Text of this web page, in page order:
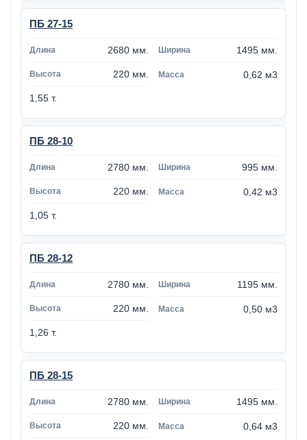
ПБ 27-15
2680 мм. 1495 мм.
220 мм. 0,62 м3
1,55 т.
ПБ 28-10
2780 мм. 995 мм.
220 мм. 0,42 м3
1,05 т.
ПБ 28-12
2780 мм. 1195 мм.
220 мм. 0,50 м3
1,26 т.
ПБ 28-15
2780 мм. 1495 мм.
220 мм. 0,64 м3